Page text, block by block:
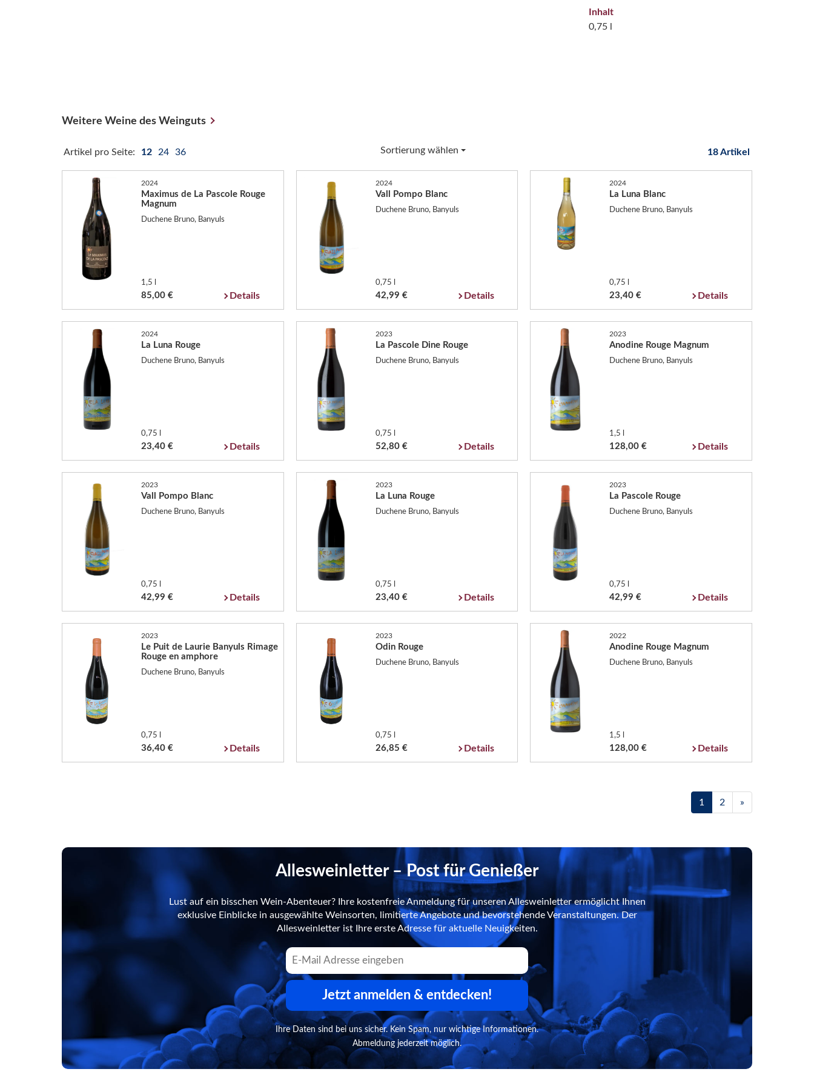
Inhalt
0,75 l
Weitere Weine des Weinguts
Artikel pro Seite: 12 24 36 Sortierung wählen 18 Artikel
2024
Maximus de La Pascole Rouge
Magnum
Duchene Bruno, Banyuls
1,5 l
85,00 € Details
2024
Vall Pompo Blanc
Duchene Bruno, Banyuls
0,75 l
42,99 € Details
2024
La Luna Blanc
Duchene Bruno, Banyuls
0,75 l
23,40 € Details
2024
La Luna Rouge
Duchene Bruno, Banyuls
0,75 l
23,40 € Details
2023
La Pascole Dine Rouge
Duchene Bruno, Banyuls
0,75 l
52,80 € Details
2023
Anodine Rouge Magnum
Duchene Bruno, Banyuls
1,5 l
128,00 € Details
2023
Vall Pompo Blanc
Duchene Bruno, Banyuls
0,75 l
42,99 € Details
2023
La Luna Rouge
Duchene Bruno, Banyuls
0,75 l
23,40 € Details
2023
La Pascole Rouge
Duchene Bruno, Banyuls
0,75 l
42,99 € Details
2023
Le Puit de Laurie Banyuls Rimage
Rouge en amphore
Duchene Bruno, Banyuls
0,75 l
36,40 € Details
2023
Odin Rouge
Duchene Bruno, Banyuls
0,75 l
26,85 € Details
2022
Anodine Rouge Magnum
Duchene Bruno, Banyuls
1,5 l
128,00 € Details
1 2 »
Allesweinletter – Post für Genießer
Lust auf ein bisschen Wein-Abenteuer? Ihre kostenfreie Anmeldung für unseren Allesweinletter ermöglicht Ihnen
exklusive Einblicke in ausgewählte Weinsorten, limitierte Angebote und bevorstehende Veranstaltungen. Der
Allesweinletter ist Ihre erste Adresse für aktuelle Neuigkeiten.
Jetzt anmelden & entdecken!
Ihre Daten sind bei uns sicher. Kein Spam, nur wichtige Informationen.
Abmeldung jederzeit möglich.